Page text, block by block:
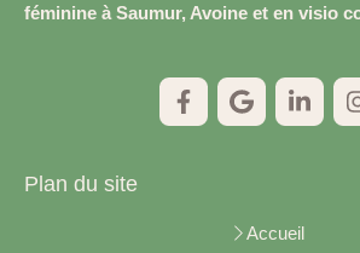
féminine à Saumur, Avoine et en visio
Plan du site
Accueil